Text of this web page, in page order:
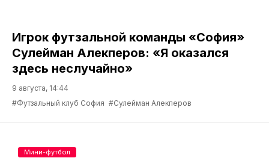
Игрок футзальной команды «София»
Сулейман Алекперов: «Я оказался
здесь неслучайно»
9 августа, 14:44
#Футзальный клуб София #Сулейман Алекперов
Мини-футбол